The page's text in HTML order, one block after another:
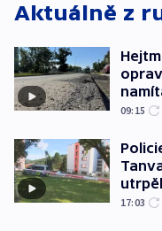
Aktuálně z
09:15
17:03